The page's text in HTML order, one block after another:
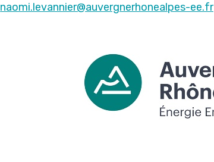
naomi.levannier@auvergnerhonealpes-ee.fr